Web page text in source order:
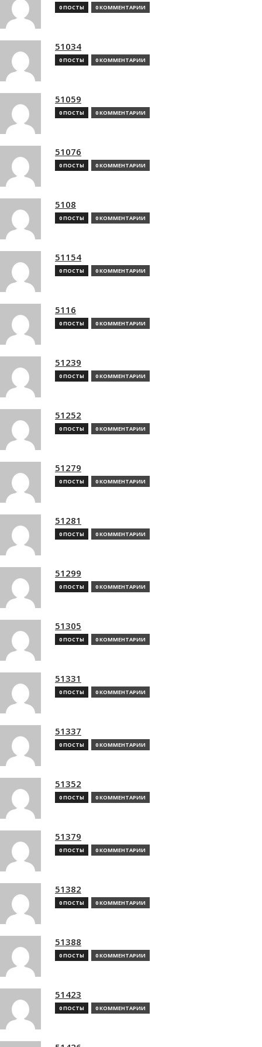
0 ПОСТЫ 0 КОММЕНТАРИИ
51034
0 ПОСТЫ 0 КОММЕНТАРИИ
51059
0 ПОСТЫ 0 КОММЕНТАРИИ
51076
0 ПОСТЫ 0 КОММЕНТАРИИ
5108
0 ПОСТЫ 0 КОММЕНТАРИИ
51154
0 ПОСТЫ 0 КОММЕНТАРИИ
5116
0 ПОСТЫ 0 КОММЕНТАРИИ
51239
0 ПОСТЫ 0 КОММЕНТАРИИ
51252
0 ПОСТЫ 0 КОММЕНТАРИИ
51279
0 ПОСТЫ 0 КОММЕНТАРИИ
51281
0 ПОСТЫ 0 КОММЕНТАРИИ
51299
0 ПОСТЫ 0 КОММЕНТАРИИ
51305
0 ПОСТЫ 0 КОММЕНТАРИИ
51331
0 ПОСТЫ 0 КОММЕНТАРИИ
51337
0 ПОСТЫ 0 КОММЕНТАРИИ
51352
0 ПОСТЫ 0 КОММЕНТАРИИ
51379
0 ПОСТЫ 0 КОММЕНТАРИИ
51382
0 ПОСТЫ 0 КОММЕНТАРИИ
51388
0 ПОСТЫ 0 КОММЕНТАРИИ
51423
0 ПОСТЫ 0 КОММЕНТАРИИ